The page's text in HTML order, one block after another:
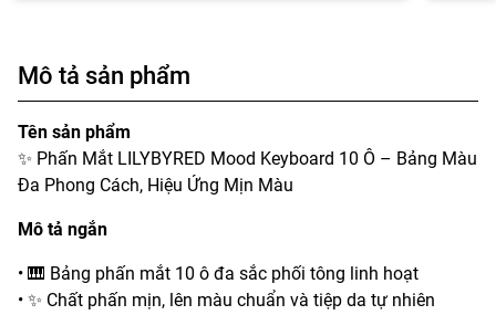
Mô tả sản phẩm
Tên sản phẩm
✨ Phấn Mắt LILYBYRED Mood Keyboard 10 Ô – Bảng Màu
Đa Phong Cách, Hiệu Ứng Mịn Màu
Mô tả ngắn
• 🎹 Bảng phấn mắt 10 ô đa sắc phối tông linh hoạt
• ✨ Chất phấn mịn, lên màu chuẩn và tiệp da tự nhiên